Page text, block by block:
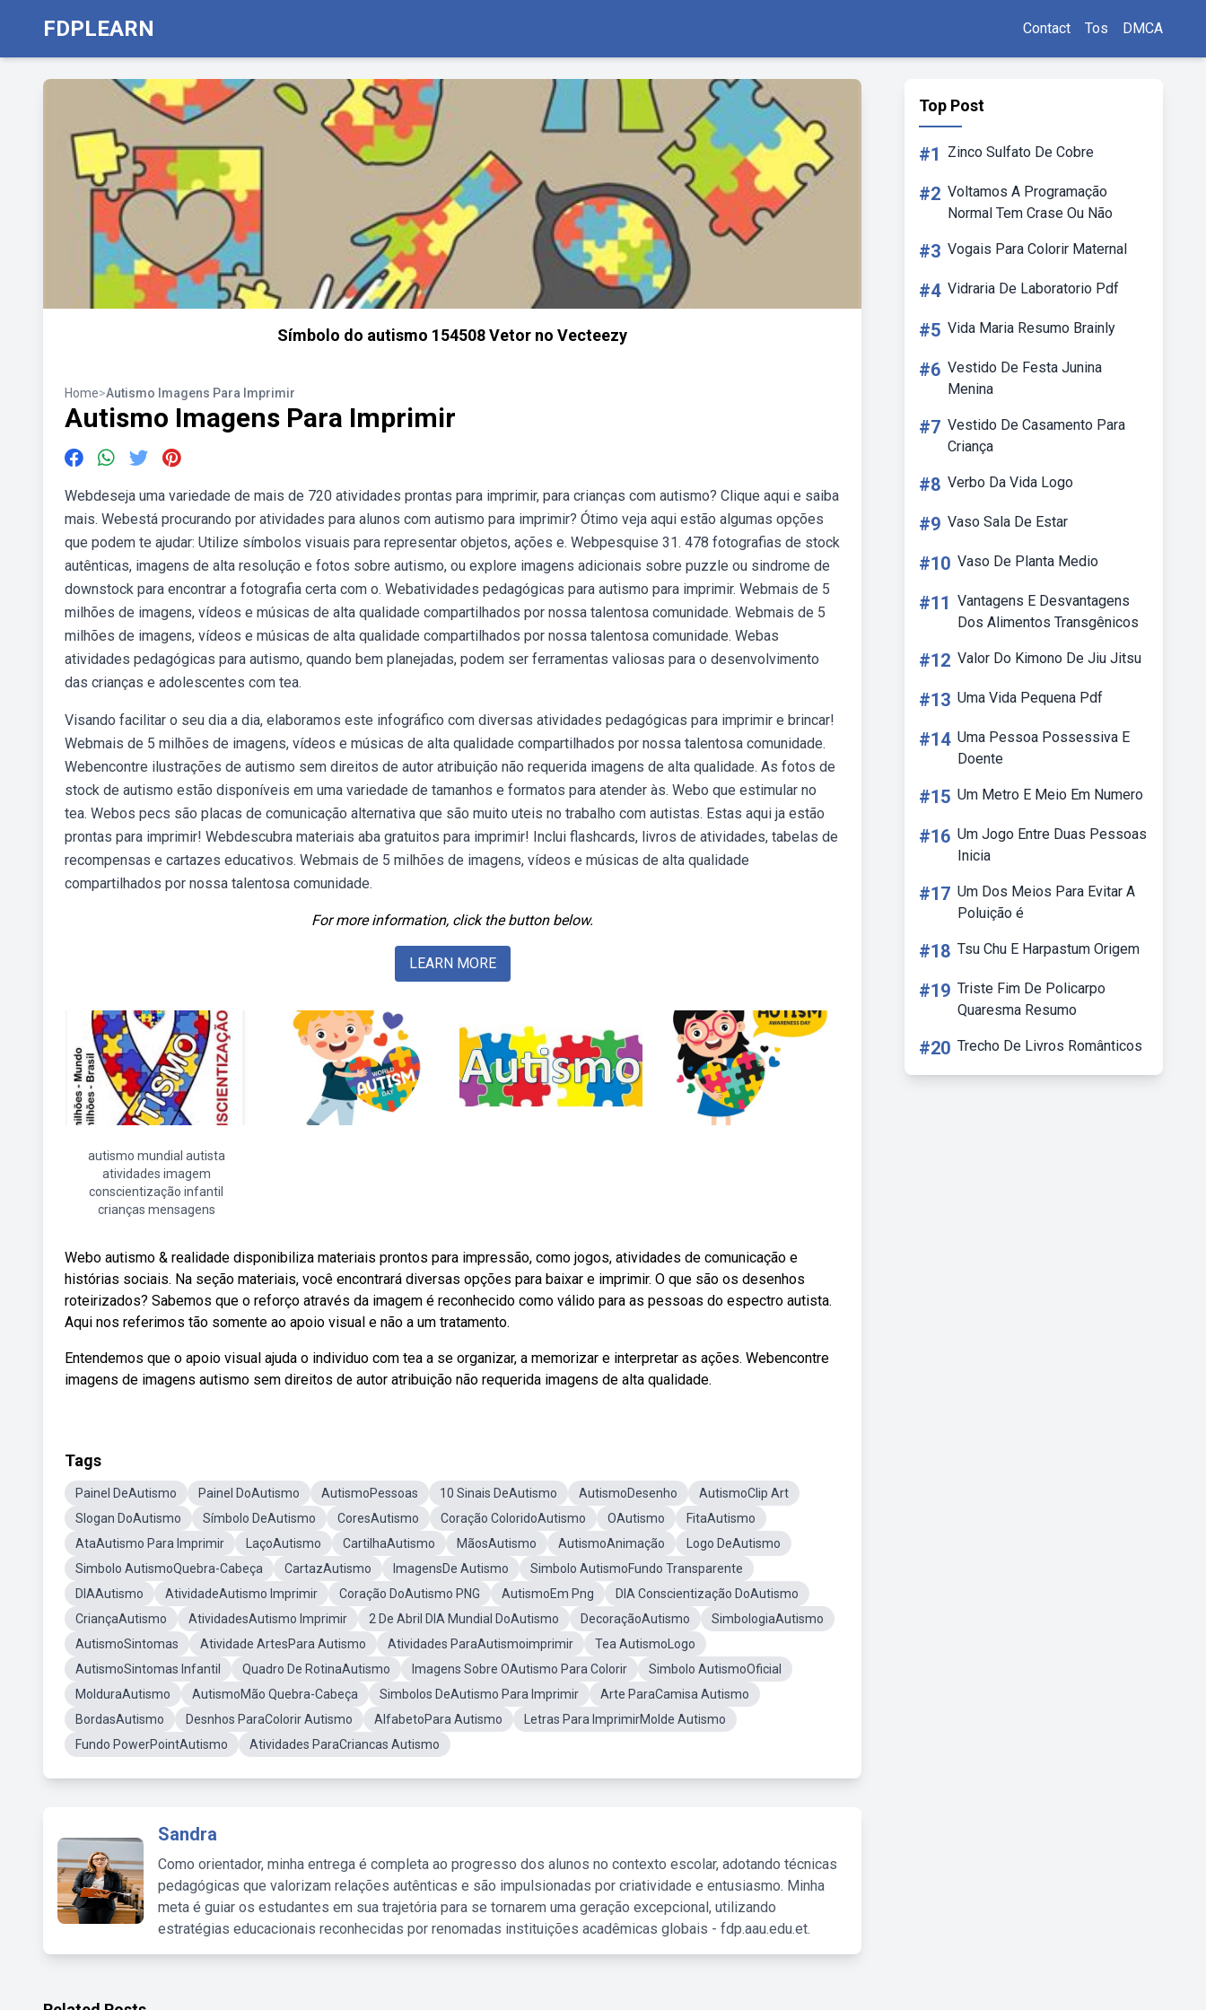
FDPLEARN Contact Tos DMCA
Símbolo do autismo 154508 Vetor no Vecteezy
Home>Autismo Imagens Para Imprimir
Autismo Imagens Para Imprimir
Webdeseja uma variedade de mais de 720 atividades prontas para imprimir, para crianças com autismo? Clique aqui e saiba
mais. Webestá procurando por atividades para alunos com autismo para imprimir? Ótimo veja aqui estão algumas opções
que podem te ajudar: Utilize símbolos visuais para representar objetos, ações e. Webpesquise 31. 478 fotografias de stock
autênticas, imagens de alta resolução e fotos sobre autismo, ou explore imagens adicionais sobre puzzle ou sindrome de
downstock para encontrar a fotografia certa com o. Webatividades pedagógicas para autismo para imprimir. Webmais de 5
milhões de imagens, vídeos e músicas de alta qualidade compartilhados por nossa talentosa comunidade. Webmais de 5
milhões de imagens, vídeos e músicas de alta qualidade compartilhados por nossa talentosa comunidade. Webas
atividades pedagógicas para autismo, quando bem planejadas, podem ser ferramentas valiosas para o desenvolvimento
das crianças e adolescentes com tea.
Visando facilitar o seu dia a dia, elaboramos este infográfico com diversas atividades pedagógicas para imprimir e brincar!
Webmais de 5 milhões de imagens, vídeos e músicas de alta qualidade compartilhados por nossa talentosa comunidade.
Webencontre ilustrações de autismo sem direitos de autor atribuição não requerida imagens de alta qualidade. As fotos de
stock de autismo estão disponíveis em uma variedade de tamanhos e formatos para atender às. Webo que estimular no
tea. Webos pecs são placas de comunicação alternativa que são muito uteis no trabalho com autistas. Estas aqui ja estão
prontas para imprimir! Webdescubra materiais aba gratuitos para imprimir! Inclui flashcards, livros de atividades, tabelas de
recompensas e cartazes educativos. Webmais de 5 milhões de imagens, vídeos e músicas de alta qualidade
compartilhados por nossa talentosa comunidade.
For more information, click the button below.
LEARN MORE
autismo mundial autista
atividades imagem
conscientização infantil
crianças mensagens
Webo autismo & realidade disponibiliza materiais prontos para impressão, como jogos, atividades de comunicação e
histórias sociais. Na seção materiais, você encontrará diversas opções para baixar e imprimir. O que são os desenhos
roteirizados? Sabemos que o reforço através da imagem é reconhecido como válido para as pessoas do espectro autista.
Aqui nos referimos tão somente ao apoio visual e não a um tratamento.
Entendemos que o apoio visual ajuda o individuo com tea a se organizar, a memorizar e interpretar as ações. Webencontre
imagens de imagens autismo sem direitos de autor atribuição não requerida imagens de alta qualidade.
Tags
Painel DeAutismo Painel DoAutismo AutismoPessoas 10 Sinais DeAutismo AutismoDesenho
AutismoClip Art
Slogan DoAutismo
Símbolo DeAutismo CoresAutismo Coração ColoridoAutismo OAutismo
FitaAutismo
AtaAutismo Para Imprimir
LaçoAutismo CartilhaAutismo MãosAutismo AutismoAnimação
Logo DeAutismo
Simbolo AutismoQuebra-Cabeça
CartazAutismo ImagensDe Autismo
Simbolo AutismoFundo Transparente
DIAAutismo
AtividadeAutismo Imprimir Coração DoAutismo PNG AutismoEm Png
DIA Conscientização DoAutismo
CriançaAutismo
AtividadesAutismo Imprimir 2 De Abril DIA Mundial DoAutismo DecoraçãoAutismo
SimbologiaAutismo
AutismoSintomas
Atividade ArtesPara Autismo Atividades ParaAutismoimprimir
Tea AutismoLogo
AutismoSintomas Infantil
Quadro De RotinaAutismo Imagens Sobre OAutismo Para Colorir
Simbolo AutismoOficial
MolduraAutismo
AutismoMão Quebra-Cabeça Simbolos DeAutismo Para Imprimir
Arte ParaCamisa Autismo
BordasAutismo
Desnhos ParaColorir Autismo AlfabetoPara Autismo
Letras Para ImprimirMolde Autismo
Fundo PowerPointAutismo
Atividades ParaCriancas Autismo
Sandra
Como orientador, minha entrega é completa ao progresso dos alunos no contexto escolar, adotando técnicas
pedagógicas que valorizam relações autênticas e são impulsionadas por criatividade e entusiasmo. Minha
meta é guiar os estudantes em sua trajetória para se tornarem uma geração excepcional, utilizando
estratégias educacionais reconhecidas por renomadas instituições acadêmicas globais - fdp.aau.edu.et.
Top Post
#1 Zinco Sulfato De Cobre
#2 Voltamos A Programação
Normal Tem Crase Ou Não
#3 Vogais Para Colorir Maternal
#4 Vidraria De Laboratorio Pdf
#5 Vida Maria Resumo Brainly
#6 Vestido De Festa Junina
Menina
#7 Vestido De Casamento Para
Criança
#8 Verbo Da Vida Logo
#9 Vaso Sala De Estar
#10 Vaso De Planta Medio
#11 Vantagens E Desvantagens
Dos Alimentos Transgênicos
#12 Valor Do Kimono De Jiu Jitsu
#13 Uma Vida Pequena Pdf
#14 Uma Pessoa Possessiva E
Doente
#15 Um Metro E Meio Em Numero
#16 Um Jogo Entre Duas Pessoas
Inicia
#17 Um Dos Meios Para Evitar A
Poluição é
#18 Tsu Chu E Harpastum Origem
#19 Triste Fim De Policarpo
Quaresma Resumo
#20 Trecho De Livros Românticos